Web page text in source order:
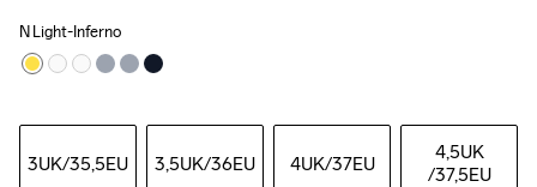
N Light-Inferno
3UK/35,5EU 3,5UK/36EU 4UK/37EU
4,5UK
/37,5EU